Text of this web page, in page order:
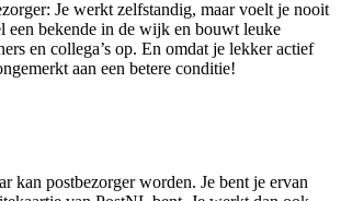
Je werkt zelfstandig, maar voelt je nooit
een bekende in de wijk en bouwt leuke
en collega’s op. En omdat je lekker actief
aan een betere conditie!
kan postbezorger worden. Je bent je ervan